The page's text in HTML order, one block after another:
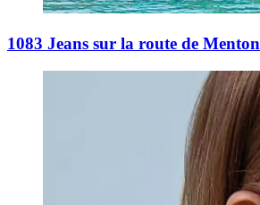
1083 Jeans sur la route de Menton